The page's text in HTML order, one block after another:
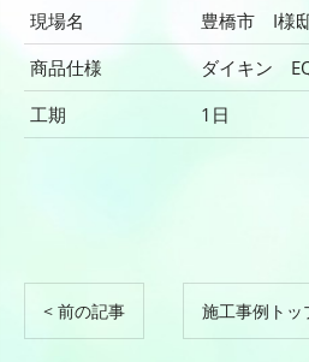
現場名
豊橋市 I様
商品仕様
ダイキン
工期
1日
< 前の記事 施工事例トッ
何でもご相談く